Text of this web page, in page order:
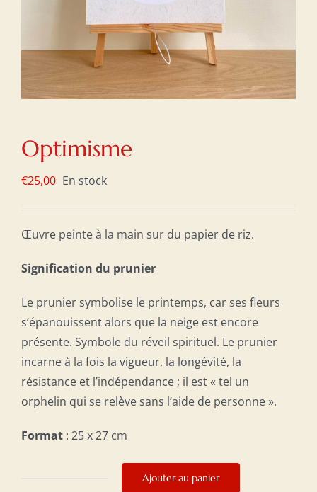
Optimisme
€25,00 En stock
Œuvre peinte à la main sur du papier de riz.
Signification du prunier
Le prunier symbolise le printemps, car ses fleurs
s’épanouissent alors que la neige est encore
présente. Symbole du réveil spirituel. Le prunier
incarne à la fois la vigueur, la longévité, la
résistance et l’indépendance ; il est « tel un
orphelin qui se relève sans l’aide de personne ».
Format : 25 x 27 cm
Ajouter au panier